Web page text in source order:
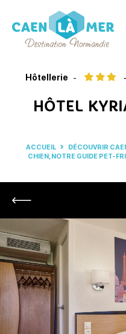
Tourisme
Hôtellerie
HÔTEL
ACCUEIL DÉCOUVRIR
CHIEN, NOTRE GUIDE PET-
Retour